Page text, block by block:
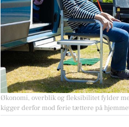
Økonomi, overblik og fleksibilitet fylder
kigger derfor mod ferie tættere på